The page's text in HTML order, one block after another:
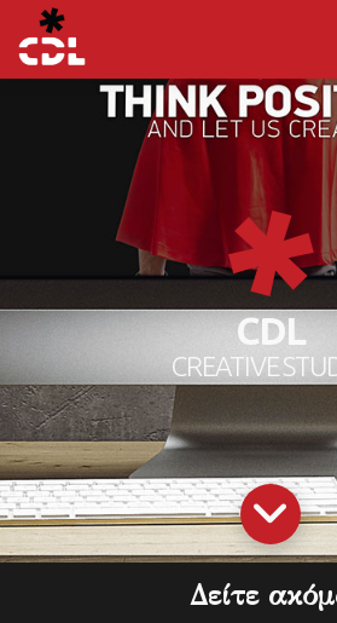
CDL
CREATIVE
Δείτε